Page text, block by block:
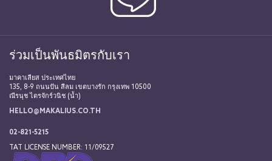
ร่วมเป็นพันธมิตรกับเรา
มาคาเลียส ประเทศไทย
135, 8-9 ถนนปัน สีลม เขตบางรัก กรุงเทพ 10500
ณีรนุช ไตรจักร์วนิช (น้ำ)
HELLO@MAKALIUS.CO.TH
02-821-5215
TAT LICENSE NUMBER: 11/09527